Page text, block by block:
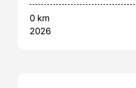
0 km
2026